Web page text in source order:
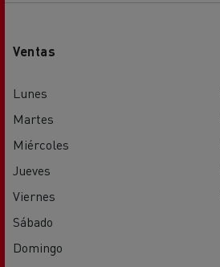
Ventas
Lunes
Martes
Miércoles
Jueves
Viernes
Sábado
Domingo